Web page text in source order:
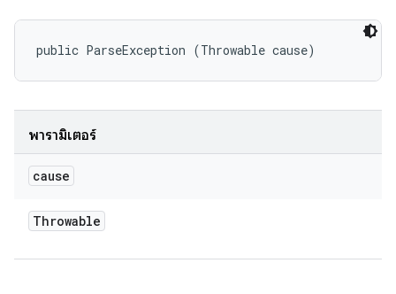
public ParseException (Throwable cause)
พารามิเตอร์
cause
Throwable